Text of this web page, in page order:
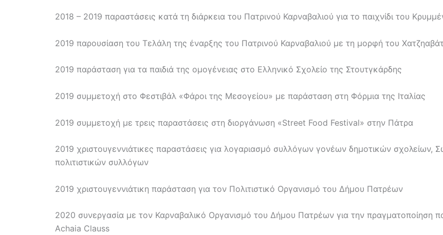
2018 – 2019 παραστάσεις κατά τη διάρκεια του Πατρινού Καρναβαλιού για το παιχνίδι του
2019 παρουσίαση του Τελάλη της έναρξης του Πατρινού Καρναβαλιού με τη μορφή του
2019 παράσταση για τα παιδιά της ομογένειας στο Ελληνικό Σχολείο της Στουτγκάρδης
2019 συμμετοχή στο Φεστιβάλ «Φάροι της Μεσογείου» με παράσταση στη Φόρμια της Ιταλίας
2019 συμμετοχή με τρεις παραστάσεις στη διοργάνωση «Street Food Festival» στην Πάτρα
2019 χριστουγεννιάτικες παραστάσεις για λογαριασμό συλλόγων γονέων δημοτικών σχολείων,
πολιτιστικών συλλόγων
2019 χριστουγεννιάτικη παράσταση για τον Πολιτιστικό Οργανισμό του Δήμου Πατρέων
2020 συνεργασία με τον Καρναβαλικό Οργανισμό του Δήμου Πατρέων για την πραγματοποίηση
Achaia Clauss